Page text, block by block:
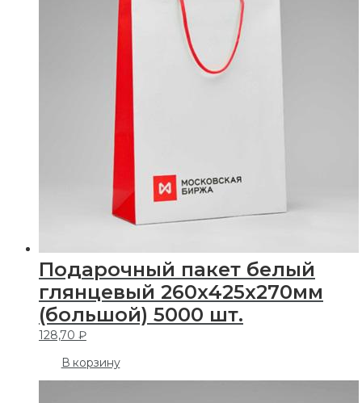
Подарочный пакет белый
глянцевый 260х425х270мм
(большой) 5000 шт.
128,70₽
В корзину